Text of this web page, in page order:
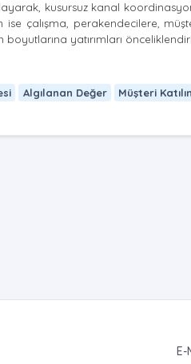
kusursuz kanal
ise çalışma, perakendecilere,
yatırımları
Algılanan Değer Müşteri